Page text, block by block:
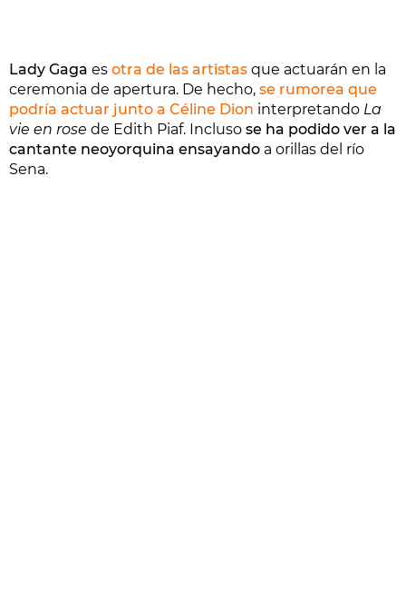
Lady Gaga es otra de las artistas que actuarán en la
ceremonia de apertura. De hecho, se rumorea que
podría actuar junto a Céline Dion interpretando La
vie en rose de Edith Piaf. Incluso se ha podido ver a la
cantante neoyorquina ensayando a orillas del río
Sena.